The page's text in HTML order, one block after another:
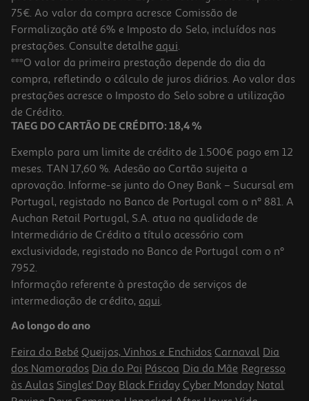
5.0
Ração Para Cão Pedigree Mini Com Vaca E Vegetais 1.4kg
4.99 €/Kg
6,99 €
Arranhador Para Gato Lucpet 47x24x4cm
8.59 €/un
8,59 €
75€. Ao valor da compra acresce Comissão de
Formalização até 6% e Imposto do Selo, incluídos nas
prestações. Consulte detalhe aqui.
***O valor da primeira prestação depende do dia da
compra, refletindo o cálculo de juros diários. Ao valor das
prestações acresce o Imposto do Selo sobre a utilização
de Crédito.
TAEG DO CARTÃO DE CRÉDITO: 18,4 %
Exemplo para um limite de crédito de 1.500€ pago em 12
meses. TAN 17,60 %. Adesão ao Cartão sujeita a
aprovação. Informe-se junto do Oney Bank – Sucursal em
Portugal, registado no Banco de Portugal com o nº 881. A
Auchan Retail Portugal, S.A. atua na qualidade de
Intermediário de Crédito a título acessório com
exclusividade, registado no Banco de Portugal com o nº
7952.
Informação referente à prestação de serviços de
intermediação de crédito, aqui.
Ao longo do ano
Feira do Bebé Queijos, Vinhos e Enchidos Carnaval Dia
dos Namorados Dia do Pai Páscoa Dia da Mãe Regresso
às Aulas Singles' Day Black Friday Cyber Monday Natal